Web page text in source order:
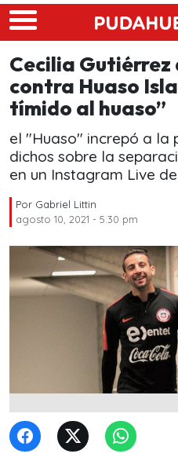
Skip to main content
Cecilia
contra Huaso
tímido al huaso”
el "Huaso" increpó a la
dichos sobre la
en un Instagram Live
Por Gabriel Littin
agosto 10, 2021 - 5:30 pm